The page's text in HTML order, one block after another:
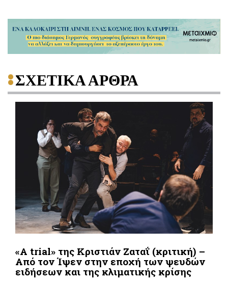
ΣΧΕΤΙΚΑ ΑΡΘΡΑ
«A trial» της Κριστιάν Ζαταΐ (κριτική) –
Από τον Ίψεν στην εποχή των ψευδών
ειδήσεων και της κλιματικής κρίσης